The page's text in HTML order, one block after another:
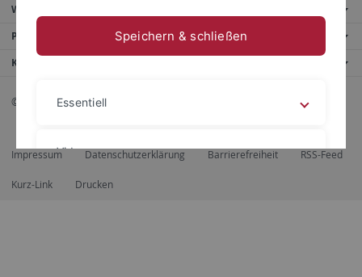
Weitere Angebote
Portale
Kontaktinfo
© 2026 Eberhard Karls Universität Tübingen, Tübingen
Impressum Datenschutzerklärung Barrierefreiheit RSS-Feed
Kurz-Link Drucken
Speichern & schließen
Essentiell
Videos